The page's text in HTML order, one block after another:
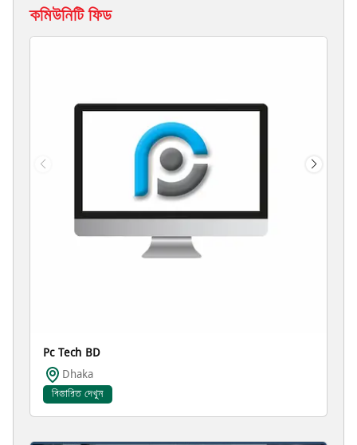
কমিউনিটি ফিড
Pc Tech BD
Dhaka
বিস্তারিত দেখুন